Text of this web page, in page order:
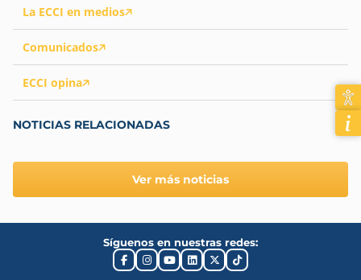
La ECCI en medios
Comunicados
ECCI opina
NOTICIAS RELACIONADAS
Ver más noticias
Síguenos en nuestras redes: